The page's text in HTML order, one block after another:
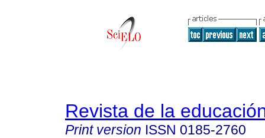
Revista de la
Print version ISSN 0185-2760